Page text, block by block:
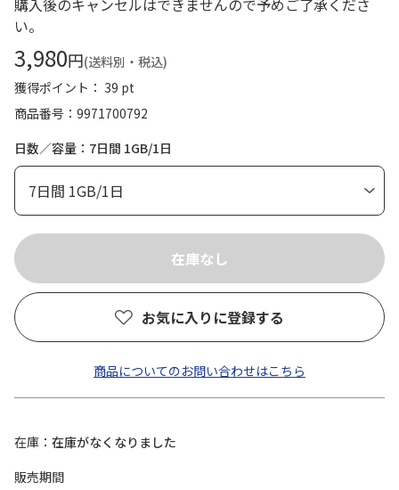
購入後のキャンセルはできませんので予めご了承くださ
い。
3,980円(送料別・税込)
獲得ポイント： 39 pt
商品番号
9971700792
日数／容量：7日間 1GB/1日
お気に入りに登録する
商品についてのお問い合わせはこちら
在庫
在庫がなくなりました
販売期間